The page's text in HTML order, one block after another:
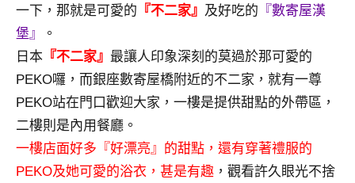
表
會
及
動
主
持、
學
校
一下，那就是可愛的 『不二家』 及好吃的 『數寄屋漢
堡』
。
日本 『不二家』 最讓人印象深刻的莫過於那可愛的
PEKO囉，而銀座數寄屋橋附近的不二家，就有一尊
PEKO站在門口歡迎大家，一樓是提供甜點的外帶區，
二樓則是內用餐廳。
一樓店面好多『好漂亮』的甜點，還有穿著禮服的
PEKO及她可愛的浴衣，甚是有趣 ，觀看許久眼光不捨